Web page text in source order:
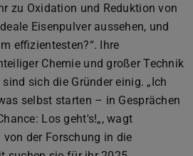
zu Oxidation und Reduktion von
Eisenpulver aussehen, und
effizientesten?“. Ihre
Chemie und großer Technik
sich die Gründer einig. „Ich
selbst starten – in Gesprächen
Los geht's!„, wagt
der Forschung in die